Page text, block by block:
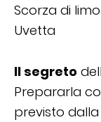
Scorza di
Uvetta
Il segreto
Prepararla
previsto